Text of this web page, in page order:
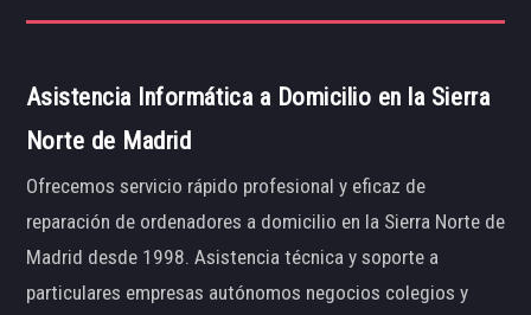
Asistencia Informática a Domicilio en la Sierra
Norte de Madrid
Ofrecemos servicio rápido profesional y eficaz de
reparación de ordenadores a domicilio en la Sierra Norte de
Madrid desde 1998. Asistencia técnica y soporte a
particulares empresas autónomos negocios colegios y